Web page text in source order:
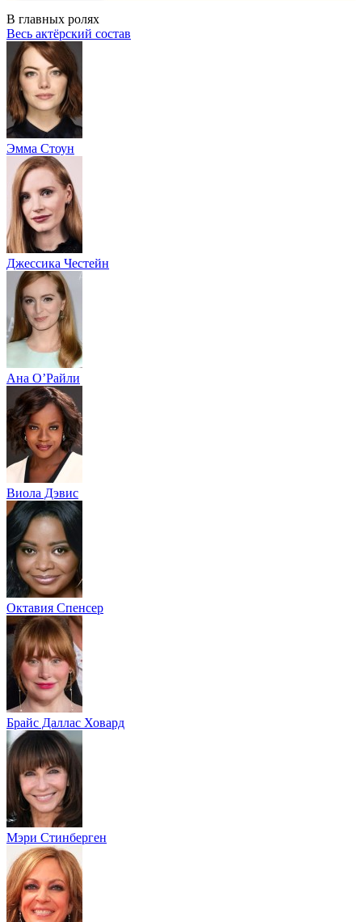
В главных ролях
Весь актёрский состав
Эмма Стоун
Джессика Честейн
Ана О’Райли
Виола Дэвис
Октавия Спенсер
Брайс Даллас Ховард
Мэри Стинберген